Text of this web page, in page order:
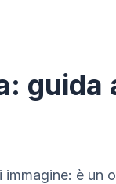
guida
è un